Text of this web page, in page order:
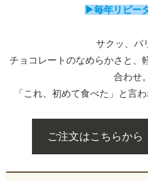
▶毎年リピー
サクッ、パ
チョコレートのなめらかさと、
合わせ。
「これ、初めて食べた」と言
ご注文はこちらから